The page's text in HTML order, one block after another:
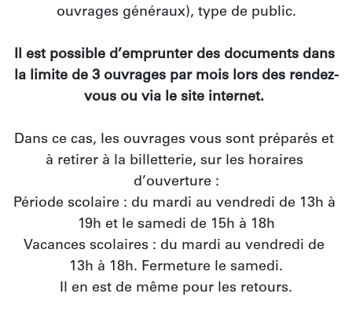
ouvrages généraux), type de public.
Il est possible d’emprunter des documents dans
la limite de 3 ouvrages par mois lors des rendez-
vous ou via le site internet.
Dans ce cas, les ouvrages vous sont préparés et
à retirer à la billetterie, sur les horaires
d’ouverture :
Période scolaire : du mardi au vendredi de 13h à
19h et le samedi de 15h à 18h
Vacances scolaires : du mardi au vendredi de
13h à 18h. Fermeture le samedi.
Il en est de même pour les retours.